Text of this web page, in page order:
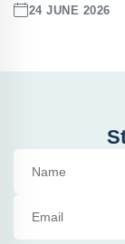
24 JUNE 2026